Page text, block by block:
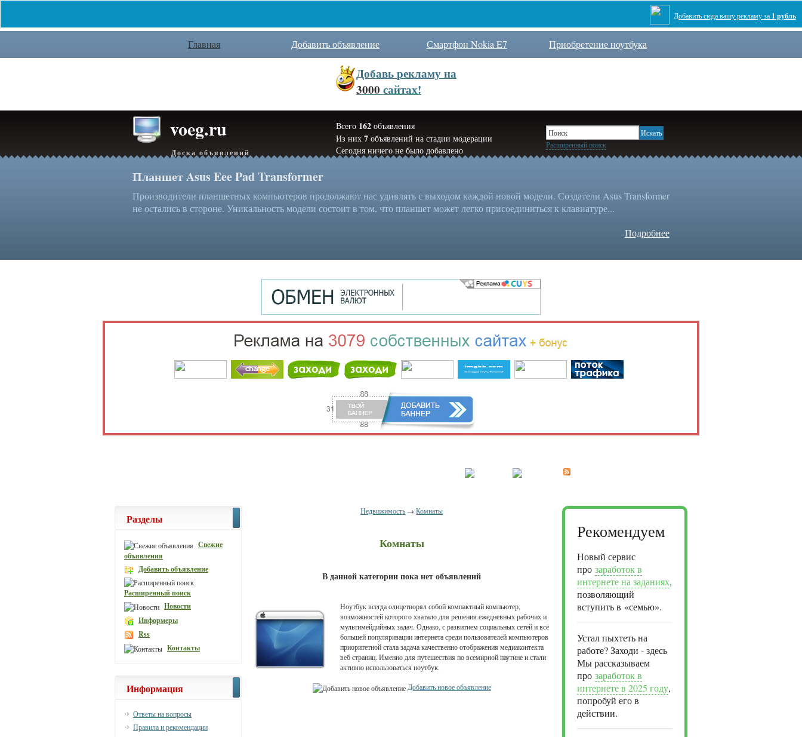
Добавить сюда вашу рекламу за 1 рубль
Главная Добавить объявление Смартфон Nokia E7 Приобретение ноутбука
Добавьрекламу на
3000 сайтах!
voeg.ru
Доска объявлений
Расширенный поиск
Всего 162 объявления
Из них 7 объявлений на стадии модерации
Сегодня ничего не было добавлено
Планшет Asus Eee Pad Transformer
Производители планшетных компьютеров продолжают нас удивлять с выходом каждой новой модели. Создатели Asus Transformer
не остались в стороне. Уникальность модели состоит в том, что планшет может легко присоединиться к клавиатуре...
Подробнее
Недвижимость →Комнаты
Комнаты
В данной категории пока нет объявлений
Ноутбук всегда олицетворял собой компактный компьютер,
возможностей которого хватало для решения ежедневных рабочих и
мультимейдийных задач. Однако, с развитием социальных сетей и всё
большей популяризации интернета среди пользователей компьютеров
приоритетной стала задача качественно отображения медиаконтекта
веб страниц. Именно для путешествия по всемирной паутине и стали
активно использоваться ноутбук.
Добавить новое объявление
Разделы
Свежие
объявления
Добавить объявление
Расширенный поиск
Новости
Информеры
Rss
Контакты
Информация
Ответы на вопросы
Правила и рекомендации
Рекомендуем
Новый сервис
про заработок в
интернете на заданиях,
позволяющий
вступить в «семью».
Устал пыхтеть на
работе? Заходи - здесь
Мы рассказываем
про заработок в
интернете в 2025 году,
попробуй его в
действии.